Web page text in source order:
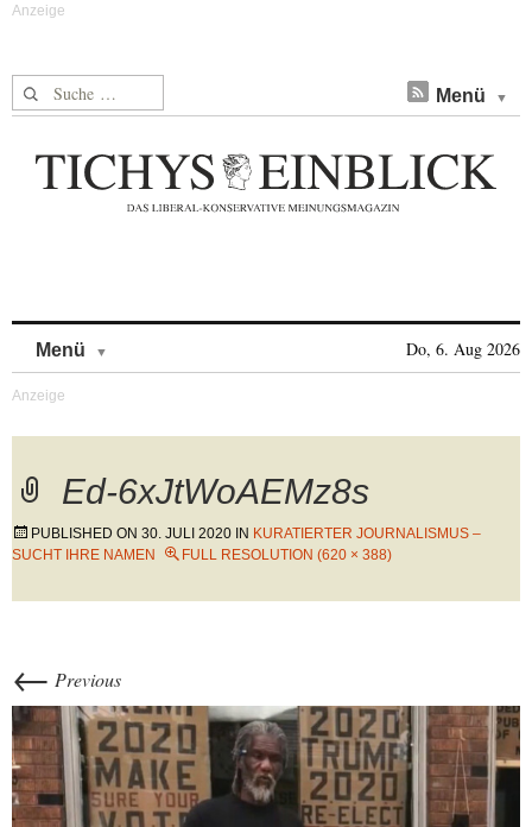
Suche nach: Menü
Menü Do, 6. Aug 2026
Ed-6xJtWoAEMz8s
PUBLISHED ON 30. JULI 2020 IN KURATIERTER JOURNALISMUS –
SUCHT IHRE NAMEN
FULL RESOLUTION (620 × 388)
← Previous